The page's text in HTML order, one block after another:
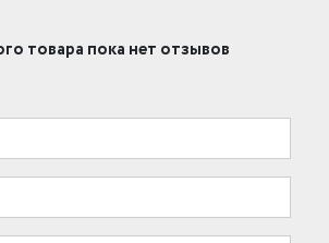
товара пока нет отзывов